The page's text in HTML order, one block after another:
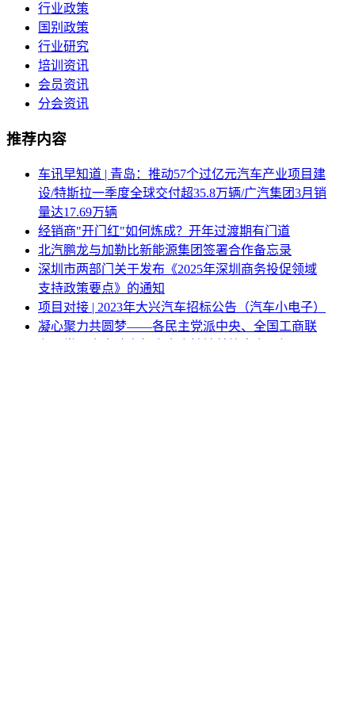
行业政策
国别政策
行业研究
培训资讯
会员资讯
分会资讯
推荐内容
车讯早知道 | 青岛：推动57个过亿元汽车产业项目建
设/特斯拉一季度全球交付超35.8万辆/广汽集团3月销
量达17.69万辆
经销商"开门红"如何炼成？开年过渡期有门道
北汽鹏龙与加勒比新能源集团签署合作备忘录
深圳市两部门关于发布《2025年深圳商务投促领域
支持政策要点》的通知
项目对接 | 2023年大兴汽车招标公告（汽车小电子）
凝心聚力共圆梦——各民主党派中央、全国工商联